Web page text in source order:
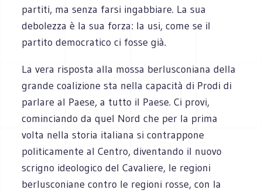
partiti, ma senza farsi ingabbiare. La sua
debolezza è la sua forza: la usi, come se il
partito democratico ci fosse già.
La vera risposta alla mossa berlusconiana della
grande coalizione sta nella capacità di Prodi di
parlare al Paese, a tutto il Paese. Ci provi,
cominciando da quel Nord che per la prima
volta nella storia italiana si contrappone
politicamente al Centro, diventando il nuovo
scrigno ideologico del Cavaliere, le regioni
berlusconiane contro le regioni rosse, con la